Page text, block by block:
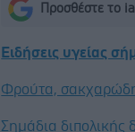
Προσθέστε το
Ειδήσεις υγείας
Φρούτα,
Σημάδια διπολικής